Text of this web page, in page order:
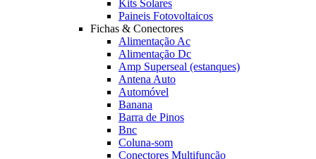
Kits Solares
Paineis Fotovoltaicos
Fichas & Conectores
Alimentação Ac
Alimentação Dc
Amp Superseal (estanques)
Antena Auto
Automóvel
Banana
Barra de Pinos
Bnc
Coluna-som
Conectores Multifunção